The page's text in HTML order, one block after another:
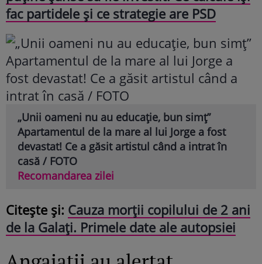
fac partidele și ce strategie are PSD
„Unii oameni nu au educație, bun simț”
Apartamentul de la mare al lui Jorge a fost
devastat! Ce a găsit artistul când a intrat în
casă / FOTO
Recomandarea zilei
Citește și: Cauza morții copilului de 2 ani
de la Galați. Primele date ale autopsiei